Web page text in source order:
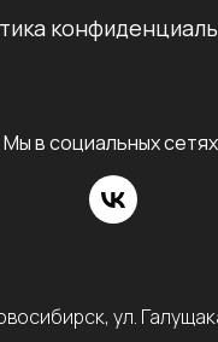
Мы в социальных
ул.